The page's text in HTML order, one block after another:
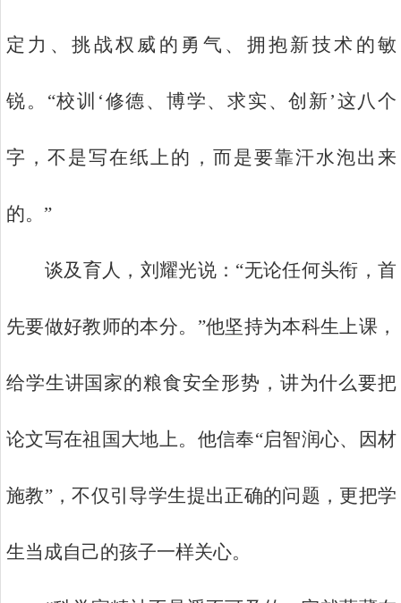
定力、挑战权威的勇气、拥抱新技术的敏
锐。“校训‘修德、博学、求实、创新’这八个
字，不是写在纸上的，而是要靠汗水泡出来
的。”
谈及育人，刘耀光说：“无论任何头衔，首
先要做好教师的本分。”他坚持为本科生上课，
给学生讲国家的粮食安全形势，讲为什么要把
论文写在祖国大地上。他信奉“启智润心、因材
施教”，不仅引导学生提出正确的问题，更把学
生当成自己的孩子一样关心。